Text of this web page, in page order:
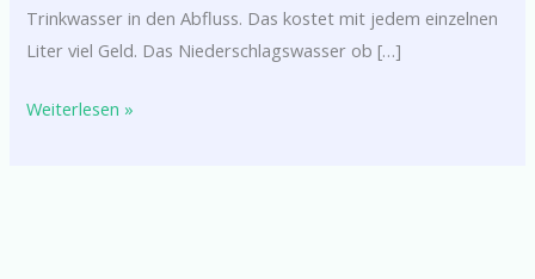
Trinkwasser in den Abfluss. Das kostet mit jedem einzelnen
Liter viel Geld. Das Niederschlagswasser ob […]
Weiterlesen »